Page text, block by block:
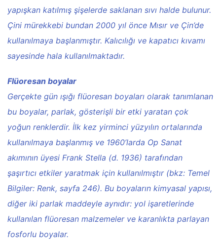
yapışkan katılmış şişelerde saklanan sıvı halde bulunur.
Çini mürekkebi bundan 2000 yıl önce Mısır ve Çin’de
kullanılmaya başlanmıştır. Kalıcılığı ve kapatıcı kıvamı
sayesinde hala kullanılmaktadır.
Flüoresan boyalar
Gerçekte gün ışığı flüoresan boyaları olarak tanımlanan
bu boyalar, parlak, gösterişli bir etki yaratan çok
yoğun renklerdir. İlk kez yirminci yüzyılın ortalarında
kullanılmaya başlanmış ve 1960’larda Op Sanat
akımının üyesi Frank Stella (d. 1936) tarafından
şaşırtıcı etkiler yaratmak için kullanılmıştır (bkz: Temel
Bilgiler: Renk, sayfa 246). Bu boyaların kimyasal yapısı,
diğer iki parlak maddeyle aynıdır: yol işaretlerinde
kullanılan flüoresan malzemeler ve karanlıkta parlayan
fosforlu boyalar.